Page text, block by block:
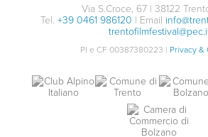
Via S.Croce, 67 | 38122
Tel. +39 0461 986120 | Email
PI e CF 00387380223 | Privacy &